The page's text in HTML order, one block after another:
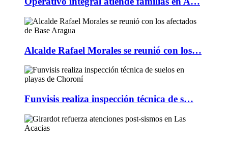
Alcalde Rafael Morales se reunió con los…
Funvisis realiza inspección técnica de s…